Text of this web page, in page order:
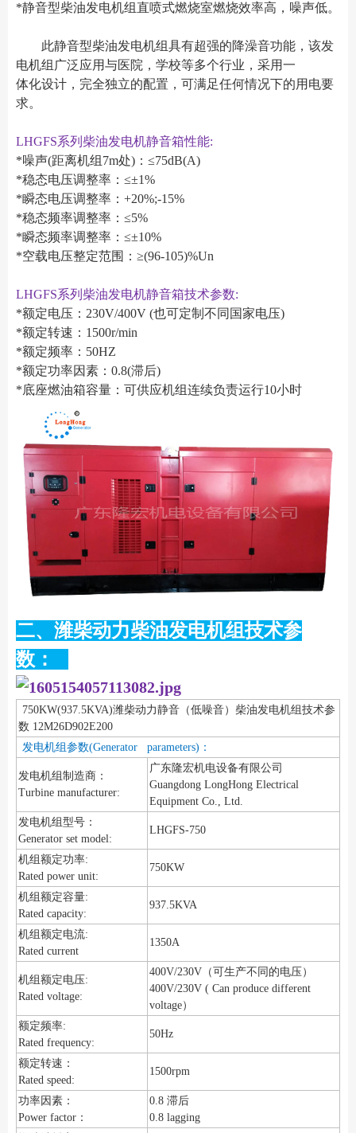
*静音型柴油发电机组直喷式燃烧室燃烧效率高，噪声低。
此静音型柴油发电机组具有超强的降澡音功能，该发
电机组广泛应用与医院，学校等多个行业，采用一
体化设计，完全独立的配置，可满足任何情况下的用电要
求。
LHGFS系列柴油发电机静音箱性能:
*噪声(距离机组7m处)：≤75dB(A)
*稳态电压调整率：≤±1%
*瞬态电压调整率：+20%;-15%
*稳态频率调整率：≤5%
*瞬态频率调整率：≤±10%
*空载电压整定范围：≥(96-105)%Un
LHGFS系列柴油发电机静音箱技术参数:
*额定电压：230V/400V (也可定制不同国家电压)
*额定转速：1500r/min
*额定频率：50HZ
*额定功率因素：0.8(滞后)
*底座燃油箱容量：可供应机组连续负责运行10小时
二、潍柴动力柴油发电机组技术参
数：
750KW(937.5KVA)潍柴动力静音（低噪音）柴油发电机组技术参
数 12M26D902E200
发电机组参数(Generator parameters)：
发电机组制造商：
Turbine manufacturer:
广东隆宏机电设备有限公司
Guangdong LongHong Electrical
Equipment Co., Ltd.
发电机组型号：
Generator set model:
LHGFS-750
机组额定功率:
Rated power unit:
750KW
机组额定容量:
Rated capacity:
937.5KVA
机组额定电流:
Rated current
1350A
机组额定电压:
Rated voltage:
400V/230V（可生产不同的电压）
400V/230V ( Can produce different
voltage）
额定频率:
Rated frequency:
50Hz
额定转速：
Rated speed:
1500rpm
功率因素：
Power factor：
0.8 滞后
0.8 lagging